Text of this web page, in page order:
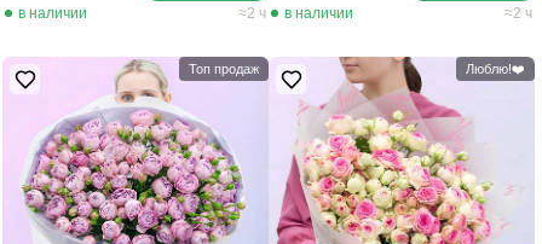
в наличии 2 ч в наличии 2 ч
Топ продаж Люблю!❤️